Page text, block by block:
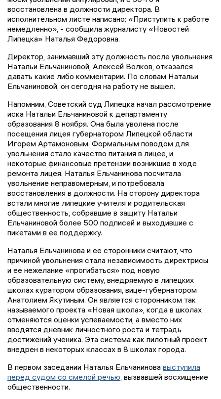
восстановлена в должности директора. В
исполнительном листе написано: «Приступить к работе
немедленно», - сообщила журналисту «Новостей
Липецка» Наталья Федоровна.
Директор, занимавший эту должность после увольнения
Натальи Ельчаниновой, Алексей Волков, отказался
давать какие либо комментарии. По словам Натальи
Ельчаниновой, он сегодня на работу не вышел.
Напомним, Советский суд Липецка начал рассмотрение
иска Натальи Ельчаниновой к департаменту
образования 8 ноября. Она была уволена после
посещения лицея губернатором Липецкой области
Игорем Артамоновым. Формальным поводом для
увольнения стало качество питания в лицее, и
некоторые финансовые претензии возникшие в ходе
ремонта лицея. Наталья Ельчанинова посчитала
увольнение неправомерным, и потребовала
восстановления в должности. На сторону директора
встали многие липецкие учителя и родительская
общественность, собравшие в защиту Натальи
Ельчаниновой более 500 подписей и выходившие с
пикетами в ее поддержку.
Наталья Ельчанинова и ее сторонники считают, что
причиной увольнения стала независимость директрисы
и ее нежелание «прогибаться» под новую
образовательную систему, внедряемую в липецких
школах куратором образования, вице-губернатором
Анатолием Якутиным. Он является сторонником так
называемого проекта «Новая школа», когда в школах
отменяются оценки успеваемости, а вместо них
вводятся дневник личностного роста и тетрадь
достижений ученика. Эта система как пилотный проект
внедрен в некоторых классах в 8 школах города.
В первом заседании Наталья Ельчанинова выступила
перед судом со смелой речью, вызвавшей восхищение
общественности.